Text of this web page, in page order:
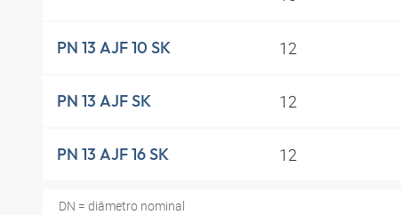
PN 13 AJF 10 SK 12
PN 13 AJF SK 12
PN 13 AJF 16 SK 12
DN = diâmetro nominal